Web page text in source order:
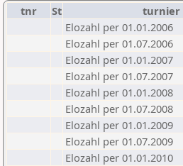
tnr
St turnier
Elozahl per 01.01.2006
Elozahl per 01.07.2006
Elozahl per 01.01.2007
Elozahl per 01.07.2007
Elozahl per 01.01.2008
Elozahl per 01.07.2008
Elozahl per 01.01.2009
Elozahl per 01.07.2009
Elozahl per 01.01.2010